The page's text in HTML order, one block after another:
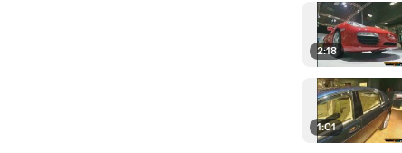
2:18
1:01